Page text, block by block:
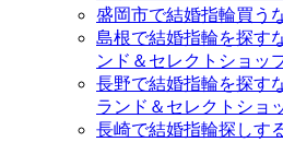
盛岡市で結婚指輪買う
島根で結婚指輪を探す
ンド＆セレクトショッ
長野で結婚指輪を探す
ランド＆セレクトショ
長崎で結婚指輪探しす